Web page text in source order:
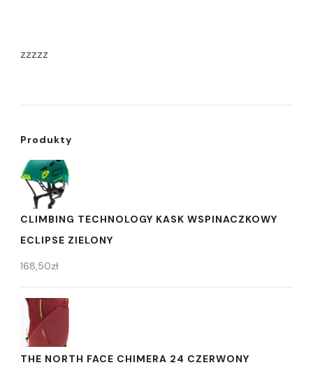
zzzzz
Produkty
CLIMBING TECHNOLOGY KASK WSPINACZKOWY
ECLIPSE ZIELONY
168,50zł
THE NORTH FACE CHIMERA 24 CZERWONY